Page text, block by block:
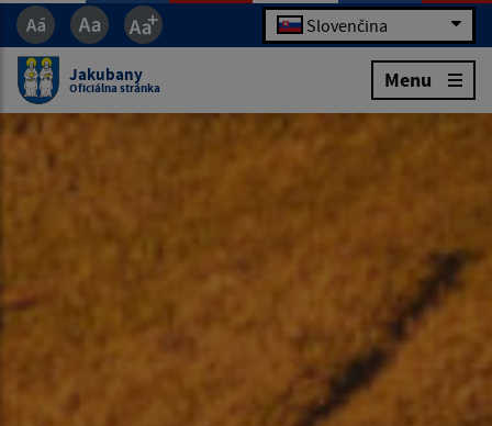
Slovenčina
Jakubany
Oficiálna stránka Menu